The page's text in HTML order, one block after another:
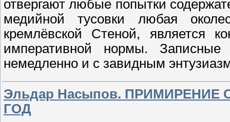
отвергают любые попытки
медийной тусовки любая
кремлёвской Стеной, является
императивной нормы. Записные
немедленно и с завидным
Эльдар Насыпов.
ГОД